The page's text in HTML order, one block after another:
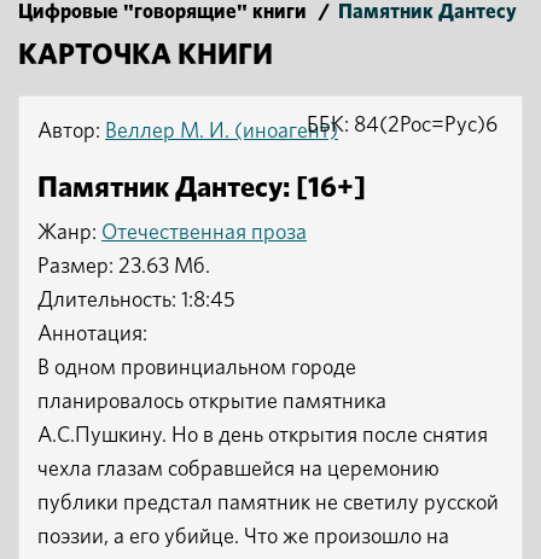
Цифровые "говорящие" книги
/ Памятник Дантесу
КАРТОЧКА КНИГИ
Автор: Веллер М. И. (иноагент)
Памятник Дантесу: [16+]
Жанр: Отечественная проза
ББК: 84(2Рос=Рус)6
Размер: 23.63 Мб.
Длительность: 1:8:45
Аннотация:
В одном провинциальном городе
планировалось открытие памятника
А.С.Пушкину. Но в день открытия после снятия
чехла глазам собравшейся на церемонию
публики предстал памятник не светилу русской
поэзии, а его убийце. Что же произошло на